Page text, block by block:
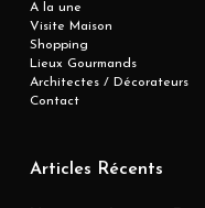
A la une
Visite Maison
Shopping
Lieux Gourmands
Architectes / Décorateurs
Contact
Articles Récents